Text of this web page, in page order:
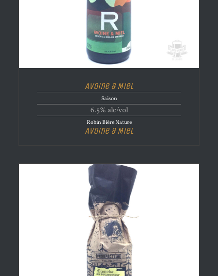
Avoine & Miel
Saison
6.5% alc/vol
Robin Bière Nature
Avoine & Miel